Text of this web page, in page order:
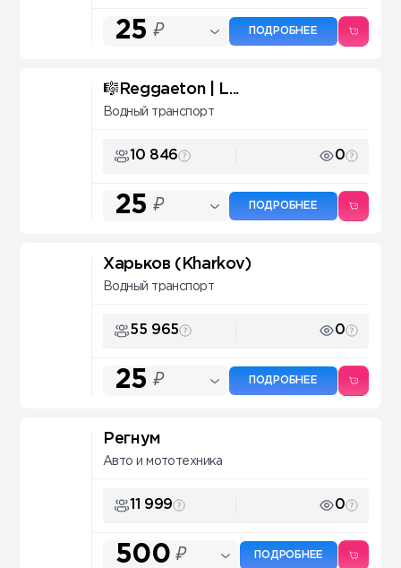
25 ₽ ПОДРОБНЕЕ
🎼Reggaeton | L...
Водный транспорт
10 846 0
25 ₽ ПОДРОБНЕЕ
Харьков (Kharkov)
Водный транспорт
55 965 0
25 ₽ ПОДРОБНЕЕ
Регнум
Авто и мототехника
11 999 0
500 ₽ ПОДРОБНЕЕ